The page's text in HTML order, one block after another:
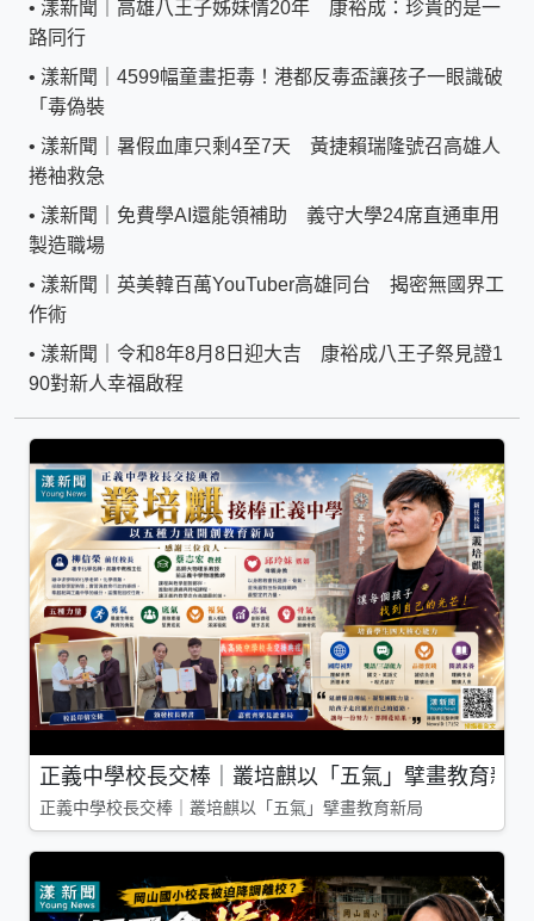
• 漾新聞｜高雄八王子姊妹情20年 康裕成：珍貴的是一
路同行
• 漾新聞｜4599幅童畫拒毒！港都反毒盃讓孩子一眼識破
「毒偽裝
• 漾新聞｜暑假血庫只剩4至7天 黃捷賴瑞隆號召高雄人
捲袖救急
• 漾新聞｜免費學AI還能領補助 義守大學24席直通車用
製造職場
• 漾新聞｜英美韓百萬YouTuber高雄同台 揭密無國界工
作術
• 漾新聞｜令和8年8月8日迎大吉 康裕成八王子祭見證1
90對新人幸福啟程
正義中學校長交棒｜叢培麒以「五氣」擘畫教育新局
正義中學校長交棒｜叢培麒以「五氣」擘畫教育新局